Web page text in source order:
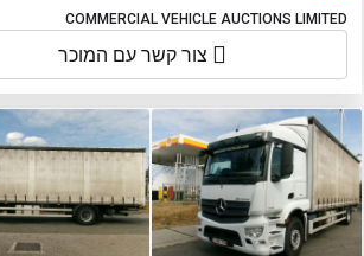
COMMERCIAL VEHICLE AUCTIONS LIMITED
צור קשר עם המוכר